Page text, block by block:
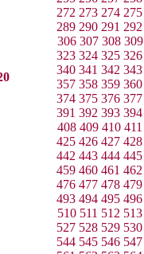
272 273 274 275
289 290 291 292
306 307 308 309
323 324 325 326
340 341 342 343
357 358 359 360
374 375 376 377
391 392 393 394
408 409 410 411
425 426 427 428
442 443 444 445
459 460 461 462
476 477 478 479
493 494 495 496
510 511 512 513
527 528 529 530
544 545 546 547